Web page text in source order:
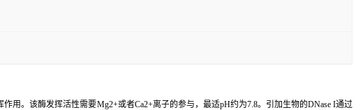
用。该酶发挥活性需要Mg2+或者Ca2+离子的参与，最适pH约为7.8。引加生物的DNase I通过